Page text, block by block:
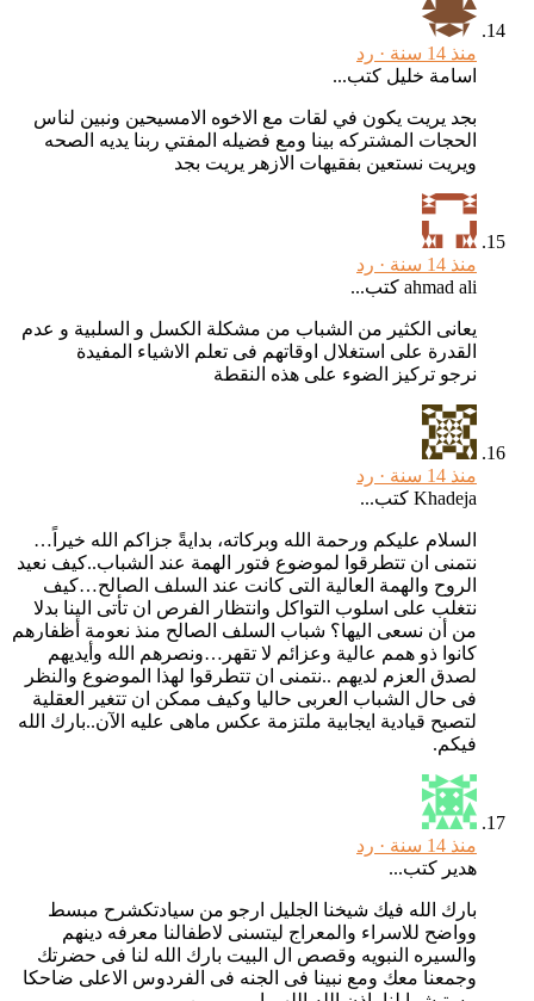
رد
اسامة خليل كتب...
بجد يريت يكون في لقات مع الاخوه الامسيحين ونبين لناس
الحجات المشتركه بينا ومع فضيله المفتي ربنا يديه الصحه
ويريت نستعين بفقيهات الازهر يريت بجد
رد
ahmad ali كتب...
يعانى الكثير من الشباب من مشكلة الكسل و السلبية و عدم
القدرة على استغلال اوقاتهم فى تعلم الاشياء المفيدة
نرجو تركيز الضوء على هذه النقطة
رد
Khadeja كتب...
السلام عليكم ورحمة الله وبركاته، بدايةً جزاكم الله خيراً…
نتمنى ان تتطرقوا لموضوع فتور الهمة عند الشباب..كيف نعيد
الروح والهمة العالية التى كانت عند السلف الصالح…كيف
نتغلب على اسلوب التواكل وانتظار الفرص ان تأتى الينا بدلا
من أن نسعى اليها؟ شباب السلف الصالح منذ نعومة أظفارهم
كانوا ذو همم عالية وعزائم لا تقهر…ونصرهم الله وأيديهم
لصدق العزم لديهم ..نتمنى ان تتطرقوا لهذا الموضوع والنظر
فى حال الشباب العربى حاليا وكيف ممكن ان تتغير العقلية
لتصبح قيادية ايجابية ملتزمة عكس ماهى عليه الآن..بارك الله
رد
هدير كتب...
بارك الله فيك شيخنا الجليل ارجو من سيادتكشرح مبسط
وواضح للاسراء والمعراج ليتسنى لاطفالنا معرفه دينهم
والسيره النبويه وقصص ال البيت بارك الله لنا فى حضرتك
وجمعنا معك ومع نبينا فى الجنه فى الفردوس الاعلى ضاحكا